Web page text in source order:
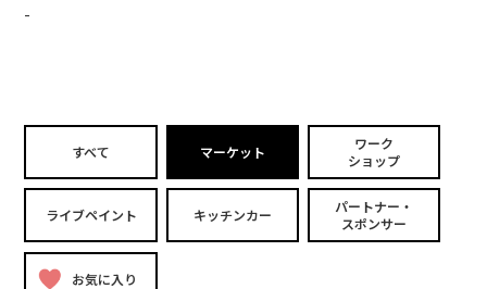
-
すべて マーケット
ワーク
ショップ
ライブペイント キッチンカー
パートナー・
スポンサー
お気に入り